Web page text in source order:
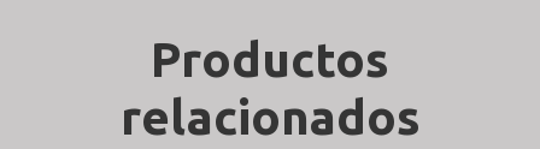
Productos
relacionados